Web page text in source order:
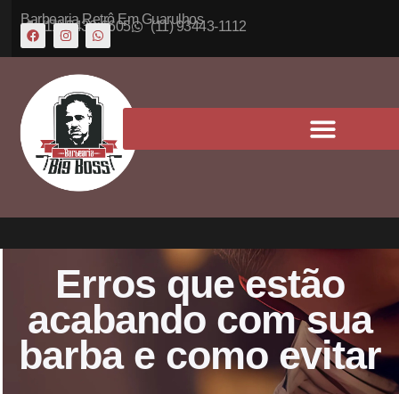
Barbearia Retrô Em Guarulhos
(11) 5430-6605 (11) 93443-1112
Erros que estão
acabando com sua
barba e como evitar